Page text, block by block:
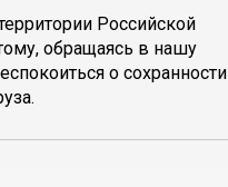
Российской
обращаясь в нашу
о сохранности